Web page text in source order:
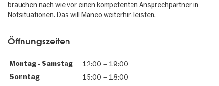
brauchen nach wie vor einen kompetenten Ansprechpartner in
Notsituationen. Das will Maneo weiterhin leisten.
Öffnungszeiten
Montag - Samstag 12:00 – 19:00
Sonntag 15:00 – 18:00